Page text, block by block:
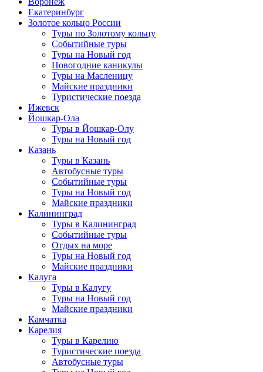
Екатеринбург
Золотое кольцо России
Туры по Золотому кольцу
Событийные туры
Туры на Новый год
Новогодние каникулы
Туры на Масленицу
Майские праздники
Туристические поезда
Ижевск
Йошкар-Ола
Туры в Йошкар-Олу
Туры на Новый год
Казань
Туры в Казань
Автобусные туры
Событийные туры
Туры на Новый год
Майские праздники
Калининград
Туры в Калининград
Событийные туры
Отдых на море
Туры на Новый год
Майские праздники
Калуга
Туры в Калугу
Туры на Новый год
Майские праздники
Камчатка
Карелия
Туры в Карелию
Туристические поезда
Автобусные туры